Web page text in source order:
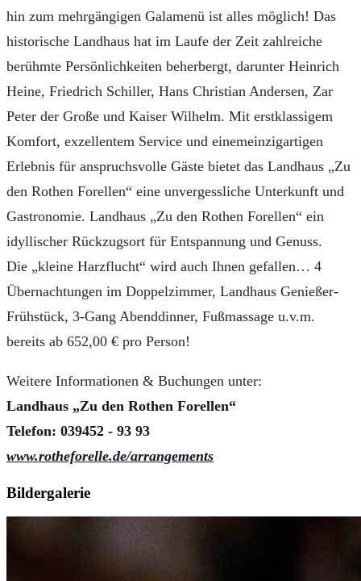
hin zum mehrgängigen Galamenü ist alles möglich! Das
historische Landhaus hat im Laufe der Zeit zahlreiche
berühmte Persönlichkeiten beherbergt, darunter Heinrich
Heine, Friedrich Schiller, Hans Christian Andersen, Zar
Peter der Große und Kaiser Wilhelm. Mit erstklassigem
Komfort, exzellentem Service und einemeinzigartigen
Erlebnis für anspruchsvolle Gäste bietet das Landhaus „Zu
den Rothen Forellen“ eine unvergessliche Unterkunft und
Gastronomie. Landhaus „Zu den Rothen Forellen“ ein
idyllischer Rückzugsort für Entspannung und Genuss.
Die „kleine Harzflucht“ wird auch Ihnen gefallen… 4
Übernachtungen im Doppelzimmer, Landhaus Genießer-
Frühstück, 3-Gang Abenddinner, Fußmassage u.v.m.
bereits ab 652,00 € pro Person!
Weitere Informationen & Buchungen unter:
Landhaus „Zu den Rothen Forellen“
Telefon: 039452 - 93 93
www.rotheforelle.de/arrangements
Bildergalerie